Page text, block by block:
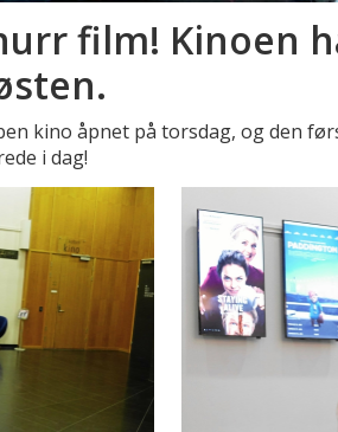
film! Kinoen
kino åpnet på torsdag, og den
i dag!